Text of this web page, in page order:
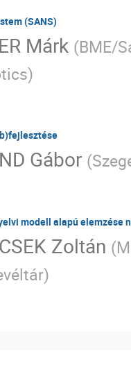
(SANS)
Márk (BME/
)
Gábor (
modell alapú
Zoltán (
)